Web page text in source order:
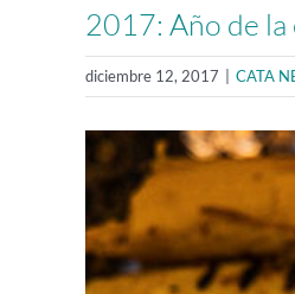
2017: Año de la
diciembre 12, 2017 CATA
Ver
imagen
más
grande